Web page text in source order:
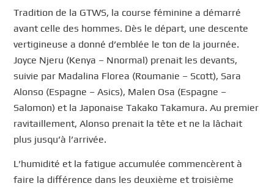
Tradition de la GTWS, la course féminine a démarré
avant celle des hommes. Dès le départ, une descente
vertigineuse a donné d’emblée le ton de la journée.
Joyce Njeru (Kenya – Nnormal) prenait les devants,
suivie par Madalina Florea (Roumanie – Scott), Sara
Alonso (Espagne – Asics), Malen Osa (Espagne –
Salomon) et la Japonaise Takako Takamura. Au premier
ravitaillement, Alonso prenait la tête et ne la lâchait
plus jusqu’à l’arrivée.
L’humidité et la fatigue accumulée commencèrent à
faire la différence dans les deuxième et troisième